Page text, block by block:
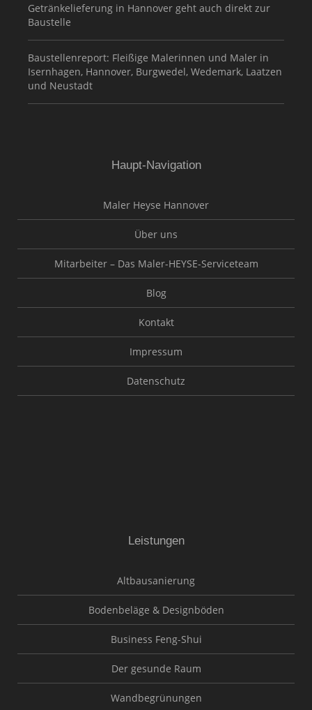
Getränkelieferung in Hannover geht auch direkt zur
Baustelle
Baustellenreport: Fleißige Malerinnen und Maler in
Isernhagen, Hannover, Burgwedel, Wedemark, Laatzen
und Neustadt
Haupt-Navigation
Maler Heyse Hannover
Über uns
Mitarbeiter – Das Maler-HEYSE-Serviceteam
Blog
Kontakt
Impressum
Datenschutz
Leistungen
Altbausanierung
Bodenbeläge & Designböden
Business Feng-Shui
Der gesunde Raum
Wandbegrünungen